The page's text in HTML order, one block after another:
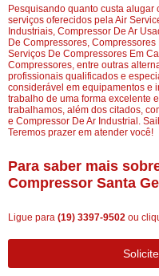
Pesquisando quanto custa
serviços oferecidos pela Air
Industriais, Compressor De Ar
De Compressores,
Serviços De Compressores Em
Compressores, entre outras
profissionais qualificados e
considerável em equipamentos e
trabalho de uma forma excelente
trabalhamos, além dos citados,
e Compressor De Ar Industrial.
Teremos prazer em atender você!
Para saber mais
Compressor Santa
Ligue para (19) 3397-9502 ou